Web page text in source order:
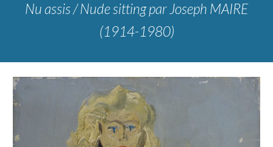
Nu assis / Nude sittingpar Joseph MAIRE
(1914-1980)